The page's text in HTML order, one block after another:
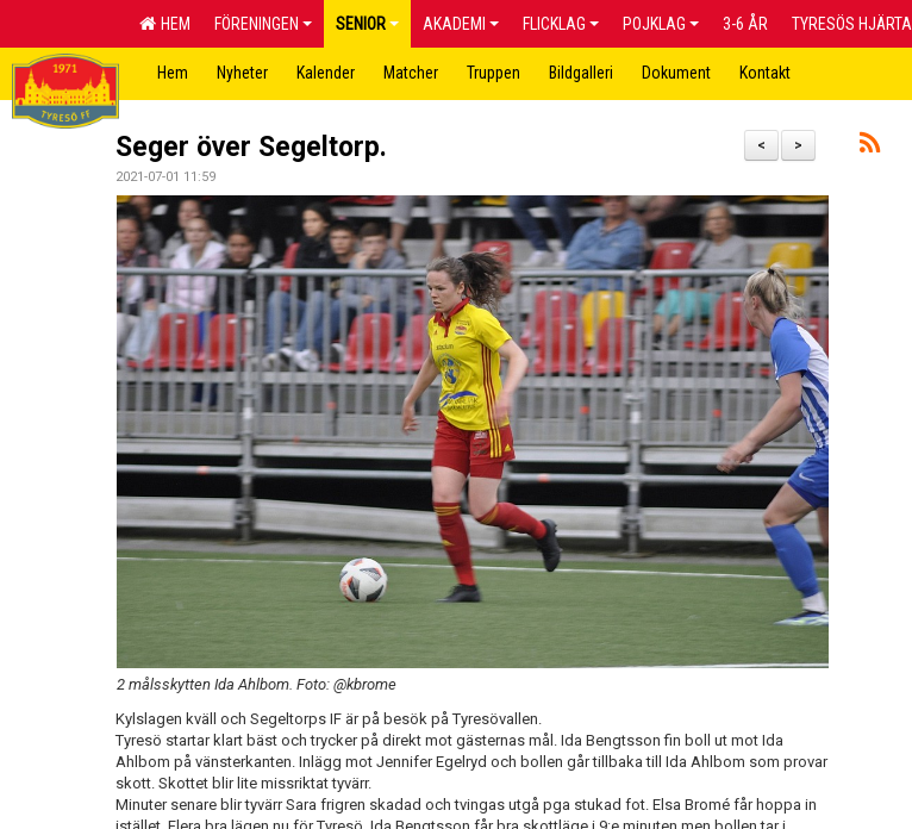
HEM FÖRENINGEN SENIOR AKADEMI FLICKLAG POJKLAG 3-6 ÅR TYRESÖS HJÄRTA
Hem Nyheter Kalender Matcher Truppen Bildgalleri Dokument Kontakt
>
<
Seger över Segeltorp.
2021-07-01 11:59
2 målsskytten Ida Ahlbom. Foto: @kbrome
Kylslagen kväll och Segeltorps IF är på besök på Tyresövallen.
Tyresö startar klart bäst och trycker på direkt mot gästernas mål. Ida Bengtsson fin boll ut mot Ida
Ahlbom på vänsterkanten. Inlägg mot Jennifer Egelryd och bollen går tillbaka till Ida Ahlbom som provar
skott. Skottet blir lite missriktat tyvärr.
Minuter senare blir tyvärr Sara frigren skadad och tvingas utgå pga stukad fot. Elsa Bromé får hoppa in